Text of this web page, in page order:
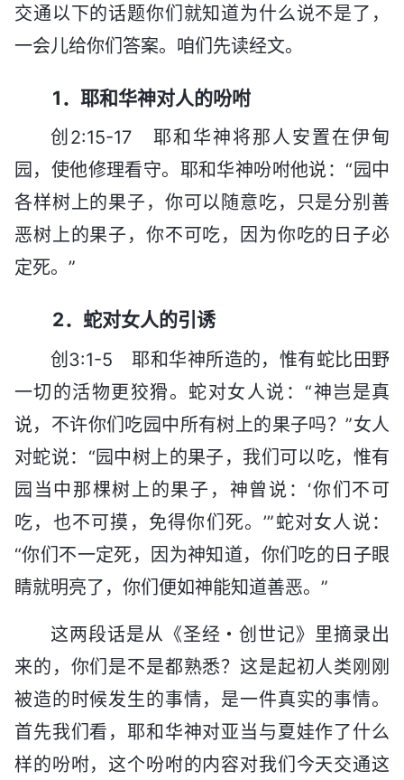
交通以下的话题你们就知道为什么说不是了，
一会儿给你们答案。咱们先读经文。
1．耶和华神对人的吩咐
创2:15-17 耶和华神将那人安置在伊甸
园，使他修理看守。耶和华神吩咐他说：“园中
各样树上的果子，你可以随意吃，只是分别善
恶树上的果子，你不可吃，因为你吃的日子必
定死。”
2．蛇对女人的引诱
创3:1-5 耶和华神所造的，惟有蛇比田野
一切的活物更狡猾。蛇对女人说：“神岂是真
说，不许你们吃园中所有树上的果子吗？”女人
对蛇说：“园中树上的果子，我们可以吃，惟有
园当中那棵树上的果子，神曾说：‘你们不可
吃，也不可摸，免得你们死。’”蛇对女人说：
“你们不一定死，因为神知道，你们吃的日子眼
睛就明亮了，你们便如神能知道善恶。”
这两段话是从《圣经・创世记》里摘录出
来的，你们是不是都熟悉？这是起初人类刚刚
被造的时候发生的事情，是一件真实的事情。
首先我们看，耶和华神对亚当与夏娃作了什么
样的吩咐，这个吩咐的内容对我们今天交通这